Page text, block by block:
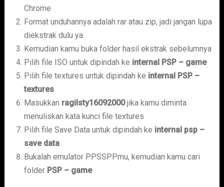
Chrome
Format unduhannya adalah rar atau zip, jadi jangan lupa
diekstrak dulu ya
Kemudian kamu buka folder hasil ekstrak sebelumnya
Pilih file ISO untuk dipindah ke internal PSP – game
Pilih file textures untuk dipindah ke internal PSP –
textures
Masukkan ragilsty16092000jika kamu diminta
menuliskan kata kunci file textures
Pilih file Save Data untuk dipindah ke internal psp –
save data
Bukalah emulator PPSSPPmu, kemudian kamu cari
folder PSP – game